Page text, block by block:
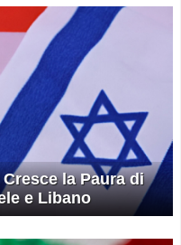
la Paura di
e Libano